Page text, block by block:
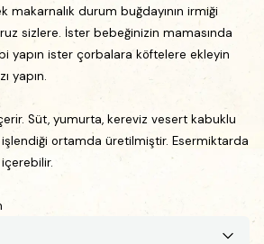
makarnalık durum buğdayının irmiği
sizlere. İster bebeğinizin mamasında
yapın ister çorbalara köftelere ekleyin
yapın.
Süt, yumurta, kereviz vesert kabuklu
ortamda üretilmiştir. Esermiktarda